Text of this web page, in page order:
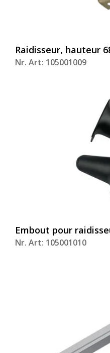
Raidisseur, hauteur
Nr. Art: 105001009
Embout pour
Nr. Art: 105001010